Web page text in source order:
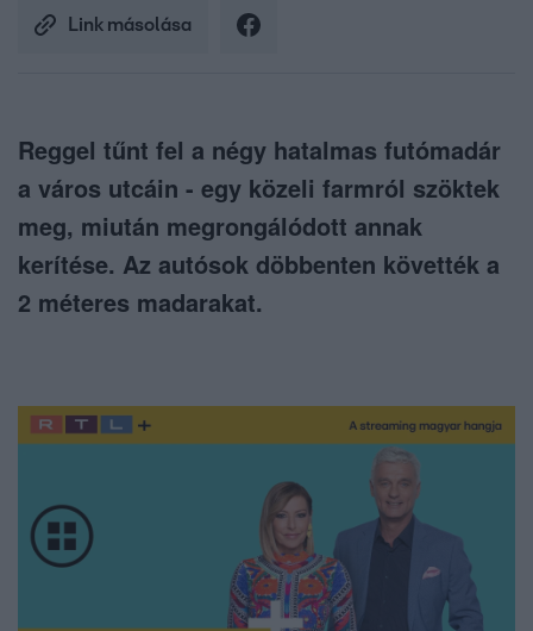
Link másolása
Reggel tűnt fel a négy hatalmas futómadár
a város utcáin - egy közeli farmról szöktek
meg, miután megrongálódott annak
kerítése. Az autósok döbbenten követték a
2 méteres madarakat.